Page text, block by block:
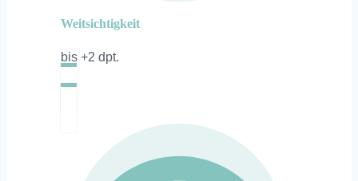
Weitsichtigkeit
bis +2 dpt.